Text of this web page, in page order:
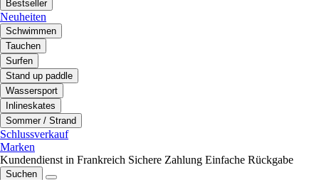
Bestseller
Neuheiten
Schwimmen
Tauchen
Surfen
Stand up paddle
Wassersport
Inlineskates
Sommer / Strand
Schlussverkauf
Marken
Kundendienst in Frankreich Sichere Zahlung Einfache Rückgabe
Suchen